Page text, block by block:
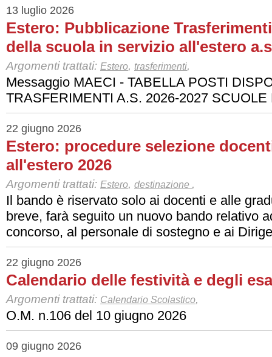
13 luglio 2026
Estero: Pubblicazione
della scuola in servizio all'estero
Argomenti trattati: Estero, trasferimenti,
Messaggio MAECI - TABELLA POSTI
TRASFERIMENTI A.S. 2026-2027
22 giugno 2026
Estero: procedure selezione
all'estero 2026
Argomenti trattati: Estero, destinazione ,
Il bando è riservato solo ai docenti e alle
breve, farà seguito un nuovo bando relativo
concorso, al personale di sostegno e ai
22 giugno 2026
Calendario delle festività e degli
Argomenti trattati: Calendario Scolastico,
O.M. n.106 del 10 giugno 2026
09 giugno 2026